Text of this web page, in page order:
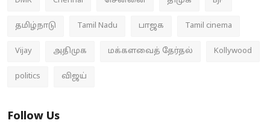
தமிழ்நாடு Tamil Nadu பாஜக Tamil cinema
Vijay அதிமுக மக்களவைத் தேர்தல் Kollywood
politics விஜய்
Follow Us